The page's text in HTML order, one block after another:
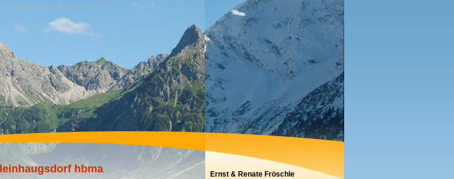
Erholung für Leib,Seele und Geist,
hbma
Ernst & Renate Fröschle